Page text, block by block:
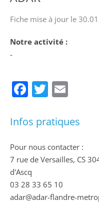
Fiche mise à jour le
Notre activité :
-
Facebook
Twitter
Infos pratiques
Pour nous contacter :
7 rue de Versailles, CS
d'Ascq
03 28 33 65 10
adar@adar-flandre-